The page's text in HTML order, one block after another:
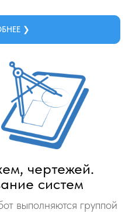
❯
чертежей.
систем
выполняются группой